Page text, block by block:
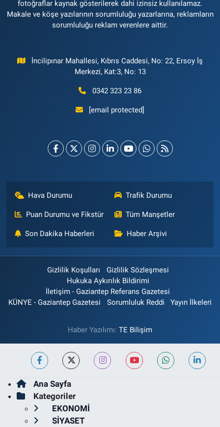
fotoğraflar kaynak gösterilerek dahi izinsiz kullanılamaz.
Makale ve köşe yazılarının sorumluluğu yazarlarına, reklamların
sorumluluğu reklam verenlere aittir.
İncilipınar Mahallesi, Kıbrıs Caddesi, No: 22, Ersoy İş
Merkezi, Kat:3, No: 13
0342 323 23 86
[email protected]
Hava Durumu Trafik Durumu
Puan Durumu ve Fikstür Tüm Manşetler
Son Dakika Haberleri Haber Arşivi
Gizlilik Koşulları
Gizlilik Sözleşmesi
Hukuka Aykırılık Bildirimi
İletişim - Gaziantep Referans Gazetesi
KÜNYE - Gaziantep Gazetesi
Sorumluluk Reddi Yayın İlkeleri
Haber Yazılımı: TE Bilişim
Ana Sayfa
Kategoriler
EKONOMİ
SİYASET